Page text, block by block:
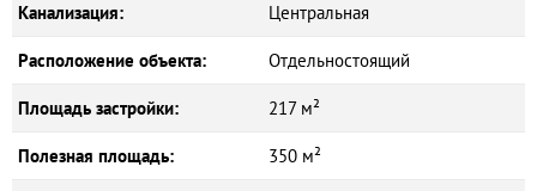
Канализация: Центральная
Расположение объекта: Отдельностоящий
Площадь застройки: 217 м²
Полезная площадь: 350 м²